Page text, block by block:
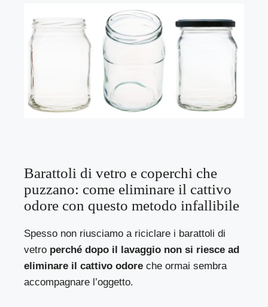
Barattoli di vetro e coperchi che
puzzano: come eliminare il cattivo
odore con questo metodo infallibile
Spesso non riusciamo a riciclare i barattoli di
vetro perché dopo il lavaggio non si riesce ad
eliminare il cattivo odore che ormai sembra
accompagnare l’oggetto.